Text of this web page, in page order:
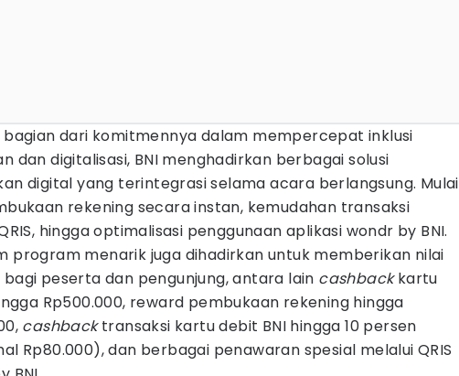
bagian dari komitmennya dalam mempercepat inklusi
dan digitalisasi, BNI menghadirkan berbagai solusi
digital yang terintegrasi selama acara berlangsung. Mulai
rekening secara instan, kemudahan transaksi
hingga optimalisasi penggunaan aplikasi wondr by BNI.
program menarik juga dihadirkan untuk memberikan nilai
peserta dan pengunjung, antara lain cashbackkartu
Rp500.000, reward pembukaan rekening hingga
cashbacktransaksi kartu debit BNI hingga 10 persen
Rp80.000), dan berbagai penawaran spesial melalui QRIS